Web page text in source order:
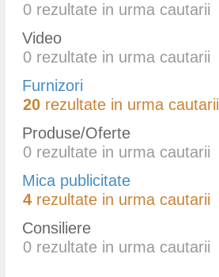
0 rezultate in urma cautarii
Video
0 rezultate in urma cautarii
Furnizori
20 rezultate in urma cautarii
Produse/Oferte
0 rezultate in urma cautarii
Mica publicitate
4 rezultate in urma cautarii
Consiliere
0 rezultate in urma cautarii